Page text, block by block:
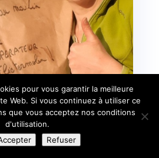
blé au moulin!
coulisses
où j'achète mes farines
pour vous garantir la meilleure
Web. Si vous continuez à utiliser ce
que vous acceptez nos conditions
d'utilisation.
Refuser